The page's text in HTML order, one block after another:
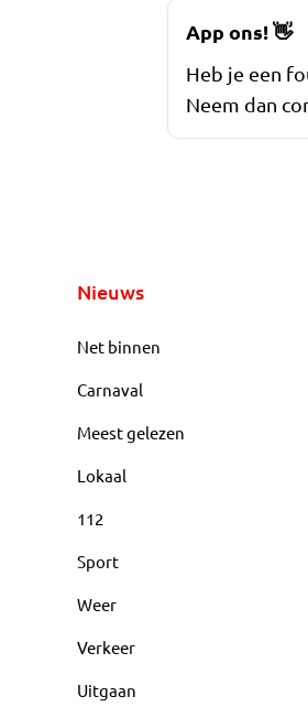
App ons!👋
Heb je een
Neem dan
Nieuws
Net binnen
Carnaval
Meest gelezen
Lokaal
112
Sport
Weer
Verkeer
Uitgaan